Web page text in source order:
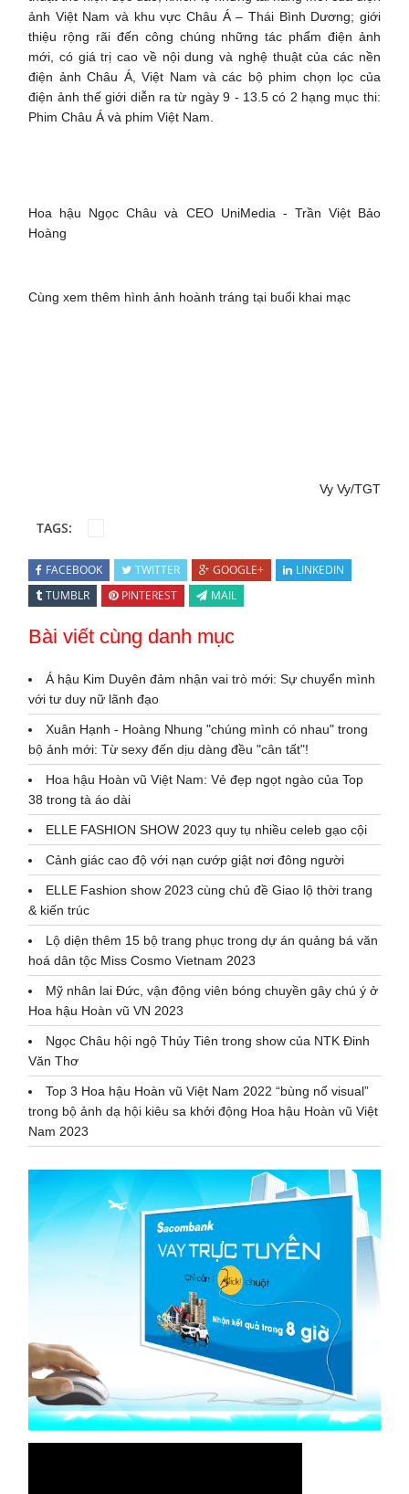
ảnh Việt Nam và khu vực Châu Á – Thái Bình Dương; giới
thiệu rộng rãi đến công chúng những tác phẩm điện ảnh
mới, có giá trị cao về nội dung và nghệ thuật của các nền
điện ảnh Châu Á, Việt Nam và các bộ phim chọn lọc của
điện ảnh thế giới diễn ra từ ngày 9 - 13.5 có 2 hạng mục thi:
Phim Châu Á và phim Việt Nam.
Hoa hậu Ngọc Châu và CEO UniMedia - Trần Việt Bảo
Hoàng
Cùng xem thêm hình ảnh hoành tráng tại buổi khai mạc
Vy Vy/TGT
TAGS:
FACEBOOK TWITTER GOOGLE+
LINKEDIN
TUMBLR
PINTEREST MAIL
Bài viết cùng danh mục
Á hậu Kim Duyên đảm nhận vai trò mới: Sự chuyển mình
với tư duy nữ lãnh đạo
Xuân Hạnh - Hoàng Nhung "chúng mình có nhau" trong
bộ ảnh mới: Từ sexy đến dịu dàng đều "cân tất"!
Hoa hậu Hoàn vũ Việt Nam: Vẻ đẹp ngọt ngào của Top
38 trong tà áo dài
ELLE FASHION SHOW 2023 quy tụ nhiều celeb gạo cội
Cảnh giác cao độ với nạn cướp giật nơi đông người
ELLE Fashion show 2023 cùng chủ đề Giao lộ thời trang
& kiến trúc
Lộ diện thêm 15 bộ trang phục trong dự án quảng bá văn
hoá dân tộc Miss Cosmo Vietnam 2023
Mỹ nhân lai Đức, vận động viên bóng chuyền gây chú ý ở
Hoa hậu Hoàn vũ VN 2023
Ngọc Châu hội ngộ Thủy Tiên trong show của NTK Đinh
Văn Thơ
Top 3 Hoa hậu Hoàn vũ Việt Nam 2022 “bùng nổ visual”
trong bộ ảnh dạ hội kiêu sa khởi động Hoa hậu Hoàn vũ Việt
Nam 2023